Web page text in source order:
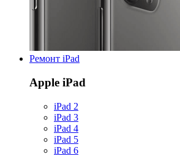
Ремонт iPad
Apple iPad
iPad 2
iPad 3
iPad 4
iPad 5
iPad 6